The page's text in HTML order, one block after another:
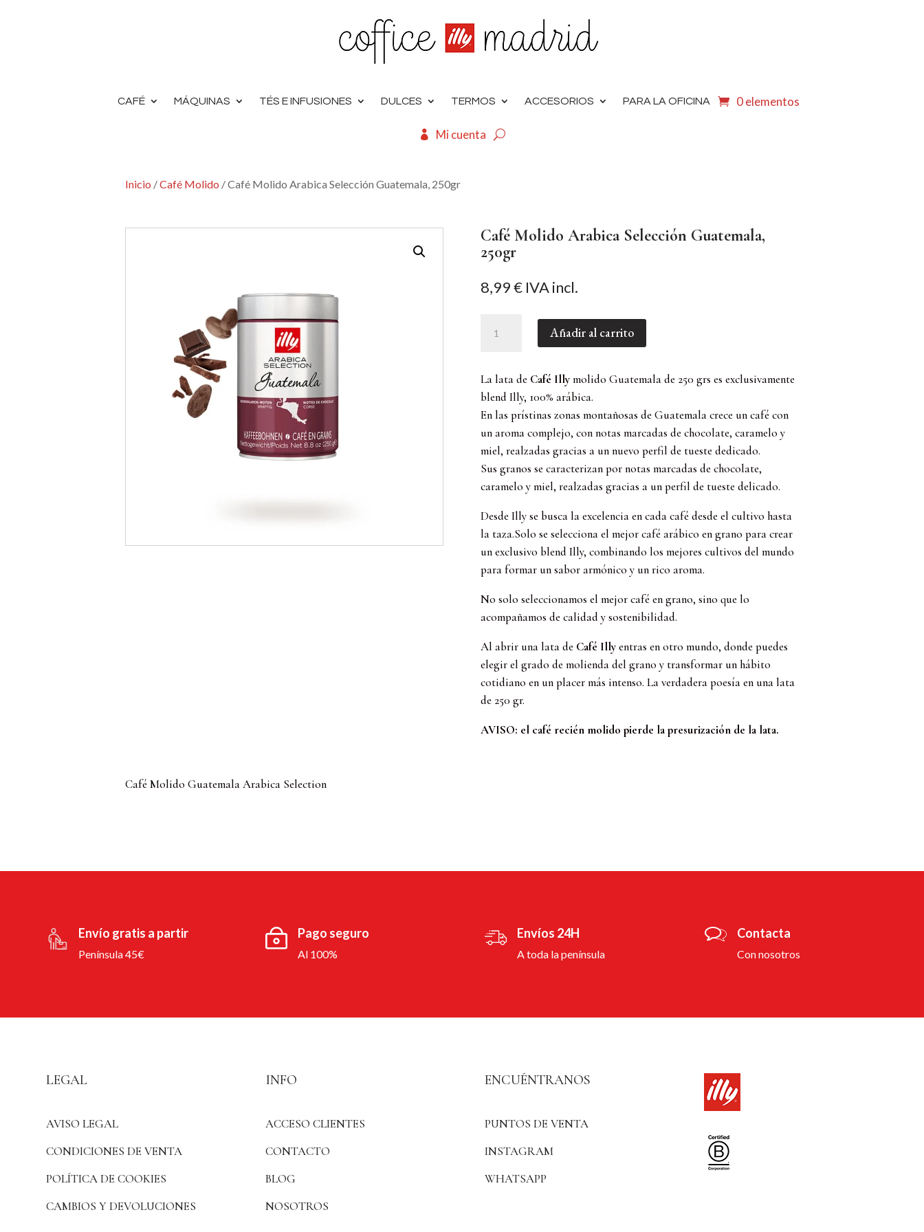
CAFÉ MÁQUINAS TÉS E INFUSIONES DULCES TERMOS ACCESORIOS PARA LA OFICINA 0 elementos
Mi cuenta
Inicio /Café Molido / Café Molido Arabica Selección Guatemala, 250gr
Café Molido Arabica Selección Guatemala,
250gr
8,99€ IVA incl.
Molido
Guatemala,
250gr
cantidad
Añadir al carrito
La lata de Café Illymolido Guatemala de 250 grs es exclusivamente
blend Illy, 100% arábica.
En las prístinas zonas montañosas de Guatemala crece un café con
un aroma complejo, con notas marcadas de chocolate, caramelo y
miel, realzadas gracias a un nuevo perfil de tueste dedicado.
Sus granos se caracterizan por notas marcadas de chocolate,
caramelo y miel, realzadas gracias a un perfil de tueste delicado.
Desde Illy se busca la excelencia en cada café desde el cultivo hasta
la taza.Solo se selecciona el mejor café arábico en grano para crear
un exclusivo blend Illy, combinando los mejores cultivos del mundo
para formar un sabor armónico y un rico aroma.
No solo seleccionamos el mejor café en grano, sino que lo
acompañamos de calidad y sostenibilidad.
Al abrir una lata de Café Illyentras en otro mundo, donde puedes
elegir el grado de molienda del grano y transformar un hábito
cotidiano en un placer más intenso. La verdadera poesía en una lata
de 250 gr.
AVISO: el café recién molido pierde la presurización de la lata.
Café Molido Guatemala Arabica Selection
Envío gratis a partir
Península 45€
Pago seguro
Al 100%
Envíos 24H
A toda la península
Contacta
Con nosotros
LEGAL
AVISO LEGAL
CONDICIONES DE VENTA
POLÍTICA DE COOKIES
CAMBIOS Y DEVOLUCIONES
INFO
ACCESO CLIENTES
CONTACTO
BLOG
NOSOTROS
ENCUÉNTRANOS
PUNTOS DE VENTA
INSTAGRAM
WHATSAPP